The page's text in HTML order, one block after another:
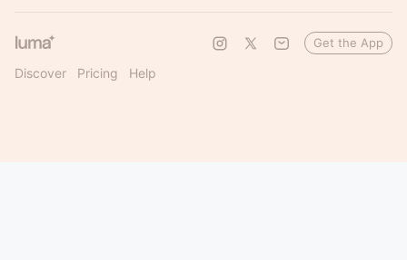
Discover Pricing Help
Get the App